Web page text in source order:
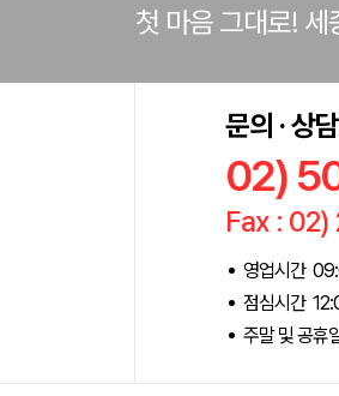
첫 마음 그대로!
문의 · 상
02)
Fax :
영업시간
점심시간
주말 및 공휴